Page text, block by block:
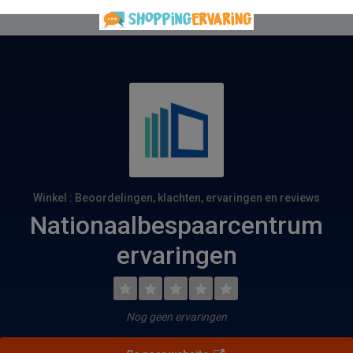
Winkel : Beoordelingen, klachten, ervaringen en reviews
Nationaalbespaarcentrum
ervaringen
Nog geen ervaringen